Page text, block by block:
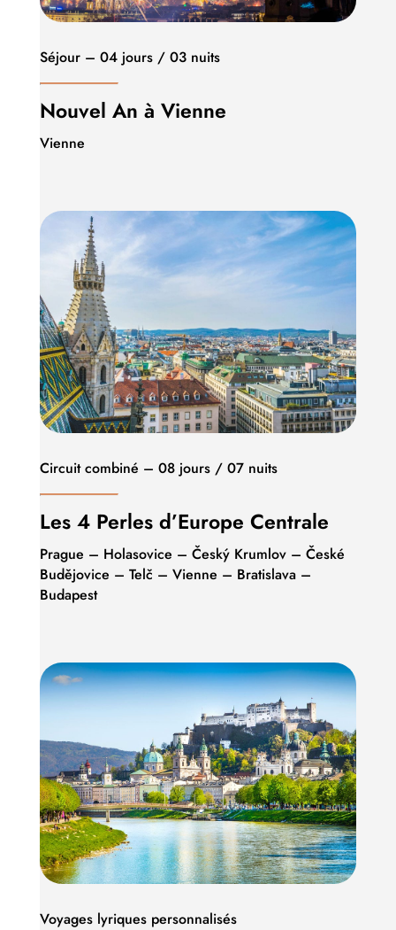
Séjour – 04 jours / 03 nuits
Nouvel An à Vienne
Vienne
Circuit combiné – 08 jours / 07 nuits
Les 4 Perles d’Europe Centrale
Prague – Holasovice – Český Krumlov – České
Budějovice – Telč – Vienne – Bratislava –
Budapest
Voyages lyriques personnalisés